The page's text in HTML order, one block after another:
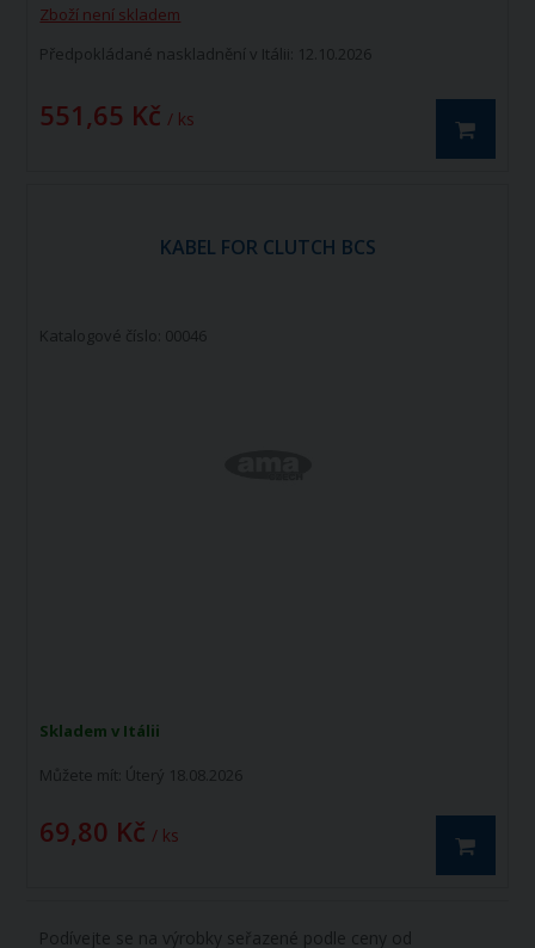
Zboží není skladem
Předpokládané naskladnění v Itálii: 12.10.2026
551,65 Kč / ks
KABEL FOR CLUTCH BCS
Katalogové číslo: 00046
Skladem v Itálii
Můžete mít: Úterý 18.08.2026
69,80 Kč / ks
Podívejte se na výrobky seřazené podle ceny od